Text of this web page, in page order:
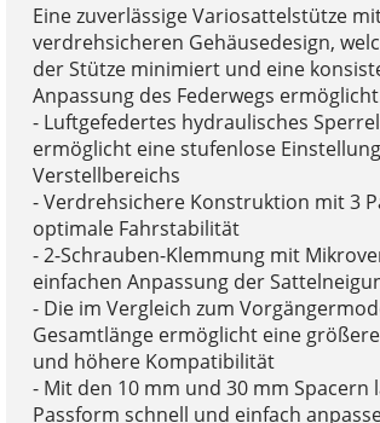
Eine zuverlässige Variosattelstütze
verdrehsicheren Gehäusedesign,
der Stütze minimiert und eine
Anpassung des Federwegs
- Luftgefedertes hydraulisches
ermöglicht eine stufenlose
Verstellbereichs
- Verdrehsichere Konstruktion mit 3
optimale Fahrstabilität
- 2-Schrauben-Klemmung mit
einfachen Anpassung der
- Die im Vergleich zum
Gesamtlänge ermöglicht eine
und höhere Kompatibilität
- Mit den 10 mm und 30 mm Spacern
Passform schnell und einfach